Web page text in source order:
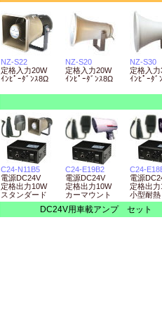
NZ-S22
定格入力20W
ｲﾝﾋﾟｰﾀﾞﾝｽ8Ω
NZ-S20
定格入力20W
ｲﾝﾋﾟｰﾀﾞﾝｽ8Ω
NZ-S30
定格入力
ｲﾝﾋﾟｰﾀﾞ
C24-N11B5
電源DC24V
定格出力10W
スタンダード
C24-E19B2
電源DC24V
定格出力10W
カーマウント
C24-
電源
定格出力
小型耐熱
DC24V用車載アンプ セット